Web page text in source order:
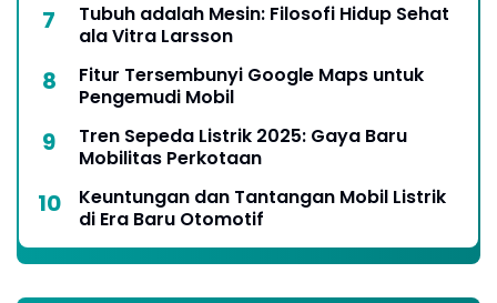
Tubuh adalah Mesin: Filosofi Hidup Sehat
ala Vitra Larsson
Fitur Tersembunyi Google Maps untuk
Pengemudi Mobil
Tren Sepeda Listrik 2025: Gaya Baru
Mobilitas Perkotaan
Keuntungan dan Tantangan Mobil Listrik
di Era Baru Otomotif